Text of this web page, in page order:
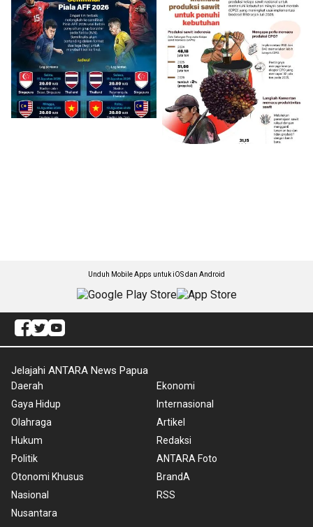
Unduh Mobile Apps untuk iOS dan Android
Jelajahi ANTARA News Papua
Daerah
Gaya Hidup
Olahraga
Hukum
Politik
Otonomi Khusus
Nasional
Nusantara
Ekonomi
Internasional
Artikel
Redaksi
ANTARA Foto
BrandA
RSS